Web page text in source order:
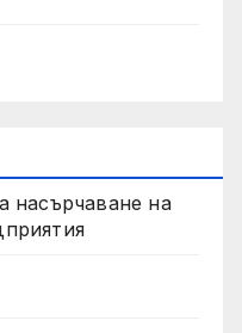
насърчаване на